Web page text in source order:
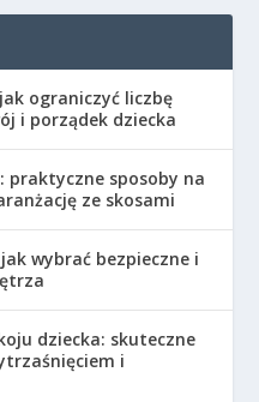
ograniczyć liczbę
i porządek dziecka
praktyczne sposoby na
ze skosami
wybrać bezpieczne i
dziecka: skuteczne
i